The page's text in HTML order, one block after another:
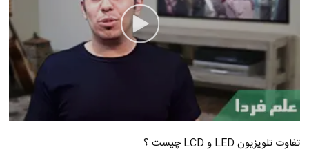
تفاوت تلویزیون LED و LCD چیست ؟